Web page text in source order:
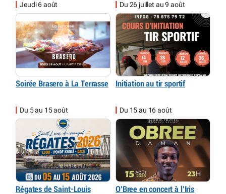
Jeudi 6 août
Soirée Brasero à La Terrasse
Du 26 juillet au 9 août
Initiation au tir sportif
Du 5 au 15 août
Régates de Saint-Louis
Du 15 au 16 août
O’Bree en concert à l’Iris